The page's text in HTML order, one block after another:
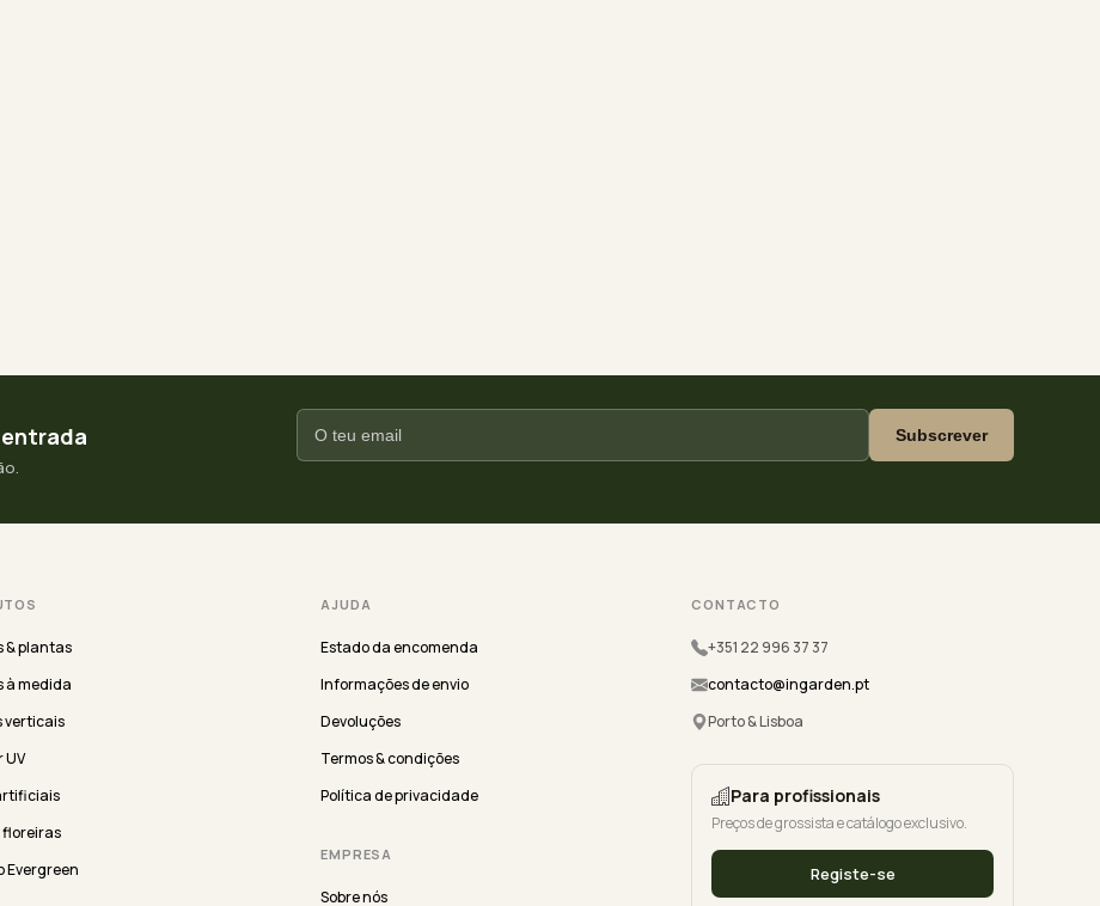
Subscrever
& plantas
à medida
verticais
UV
floreiras
Evergreen
AJUDA
Estado da encomenda
Informações de envio
Devoluções
Termos & condições
Política de privacidade
EMPRESA
Sobre nós
CONTACTO
+351 22 996 37 37
contacto@ingarden.pt
Porto & Lisboa
Para profissionais
Preços de grossista e catálogo exclusivo.
Registe-se